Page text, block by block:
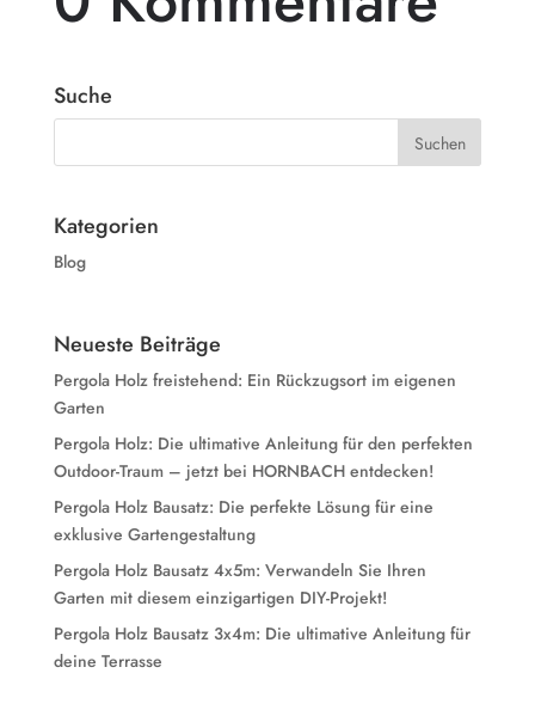
Suche
Kategorien
Blog
Neueste Beiträge
Pergola Holz freistehend: Ein Rückzugsort im eigenen
Garten
Pergola Holz: Die ultimative Anleitung für den perfekten
Outdoor-Traum – jetzt bei HORNBACH entdecken!
Pergola Holz Bausatz: Die perfekte Lösung für eine
exklusive Gartengestaltung
Pergola Holz Bausatz 4x5m: Verwandeln Sie Ihren
Garten mit diesem einzigartigen DIY-Projekt!
Pergola Holz Bausatz 3x4m: Die ultimative Anleitung für
deine Terrasse